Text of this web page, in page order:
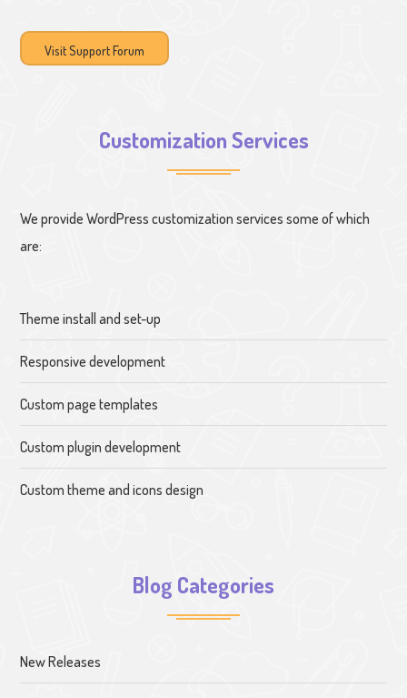
Visit Support Forum
Customization Services
We provide WordPress customization services some of which
are:
Theme install and set-up
Responsive development
Custom page templates
Custom plugin development
Custom theme and icons design
Blog Categories
New Releases